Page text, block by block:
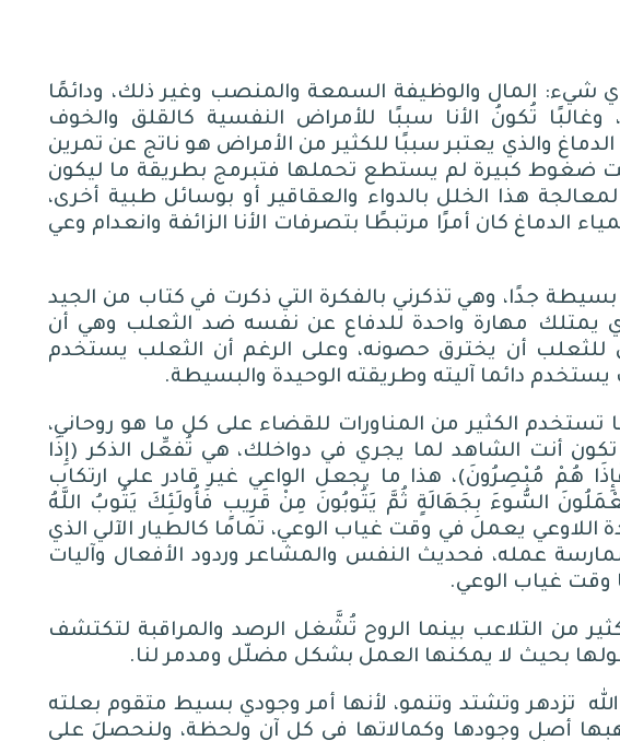
أي شيء: المال والوظيفة السمعة والمنصب وغير ذلك، ودائمًا
وغالبًا تُكونُ الأنا سببًا للأمراض النفسية كالقلق والخوف
والذي يعتبر سببًا للكثير من الأمراض هو ناتج عن تمرين
ضغوط كبيرة لم يستطع تحملها فتبرمج بطريقة ما ليكون
هذا الخلل بالدواء والعقاقير أو بوسائل طبية أخرى،
الدماغ كان أمرًا مرتبطًا بتصرفات الأنا الزائفة وانعدام وعي
بسيطة جدًا، وهي تذكرني بالفكرة التي ذكرت في كتاب من الجيد
يمتلك مهارة واحدة للدفاع عن نفسه ضد الثعلب وهي أن
للثعلب أن يخترق حصونه، وعلى الرغم أن الثعلب يستخدم
يستخدم دائما آليته وطريقته الوحيدة والبسيطة.
تستخدم الكثير من المناورات للقضاء على كل ما هو روحاني،
تكون أنت الشاهد لما يجري في دواخلك، هي تُفعِّل الذكر ( إِذَا
هُمْ مُبْصِرُونَ)، هذا ما يجعل الواعي غير قادر على ارتكاب
السُّوءَ بِجَهَالَةٍ ثُمَّ يَتُوبُونَ مِنْ قَرِيبٍ فَأُولَئِكَ يَتُوبُ اللَّهُ
اللاوعي يعمل في وقت غياب الوعي، تماما كالطيار الآلي الذي
عمله، فحديث النفس والمشاعر وردود الأفعال وآليات
وقت غياب الوعي.
من التلاعب بينما الروح تُشَّغل الرصد والمراقبة لتكتشف
بحيث لا يمكنها العمل بشكل مضلّل ومدمر لنا .
تزدهر وتشتد وتنمو، لأنها أمر وجودي بسيط متقوم بعلته
أصل وجودها وكمالاتها في كل آنٍ ولحظة، ولنحصلَ على